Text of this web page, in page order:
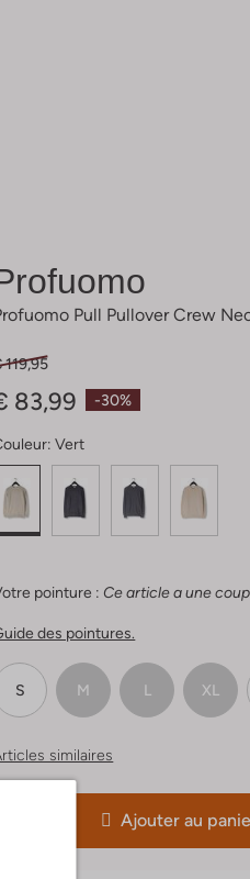
Pull Pullover Crew
-30%
119,95
83,99
Vert
pointure : Ce article a une
des pointures.
S M L XL
similaires
Ajouter au